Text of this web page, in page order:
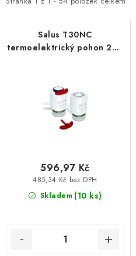
Vytápění a chlazení
Komíny a kouřovody
Filtrování vody
Větrání a rekuperace
Koupelna a sanita
Spojovací materiál
r
p
Salus T30NC
termoelektrický pohon 230
Skladem (10 ks)
485,34 Kč bez DPH
596,97 Kč